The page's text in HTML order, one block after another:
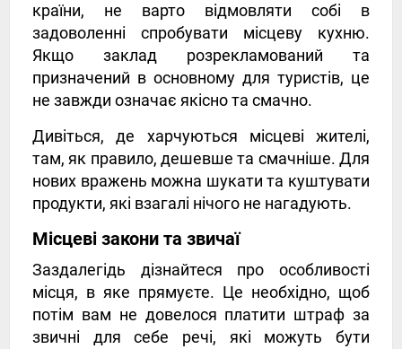
країни, не варто відмовляти собі в
задоволенні спробувати місцеву кухню.
Якщо заклад розрекламований та
призначений в основному для туристів, це
не завжди означає якісно та смачно.
Дивіться, де харчуються місцеві жителі,
там, як правило, дешевше та смачніше. Для
нових вражень можна шукати та куштувати
продукти, які взагалі нічого не нагадують.
Місцеві закони та звичаї
Заздалегідь дізнайтеся про особливості
місця, в яке прямуєте. Це необхідно, щоб
потім вам не довелося платити штраф за
звичні для себе речі, які можуть бути